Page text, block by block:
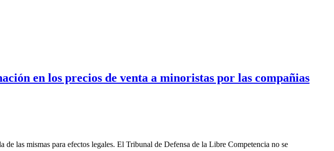
en los precios de venta a minoristas por las compañias
las mismas para efectos legales. El Tribunal de Defensa de la Libre Competencia no se